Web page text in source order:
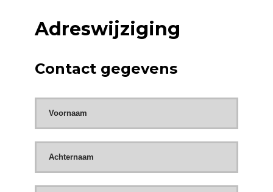
Adreswijziging
Adreswijziging
Contact gegevens